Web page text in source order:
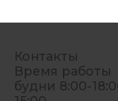
Контакты
Время работы
будни 8:00-